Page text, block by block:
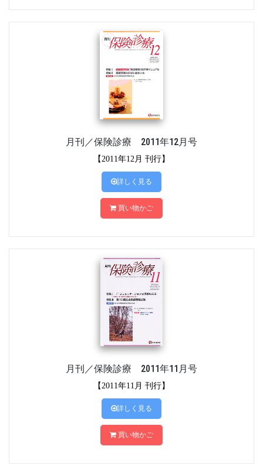
月刊／保険診療 2011年12月号
【2011年12月 刊行】
詳しく見る
買い物かご
月刊／保険診療 2011年11月号
【2011年11月 刊行】
詳しく見る
買い物かご